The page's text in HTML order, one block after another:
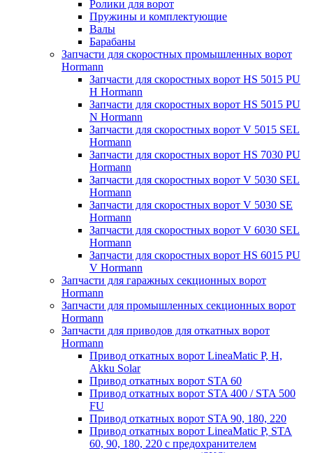
Ролики для ворот
Пружины и комплектующие
Валы
Барабаны
Запчасти для скоростных промышленных ворот
Hormann
Запчасти для скоростных ворот HS 5015 PU
H Hormann
Запчасти для скоростных ворот HS 5015 PU
N Hormann
Запчасти для скоростных ворот V 5015 SEL
Hormann
Запчасти для скоростных ворот HS 7030 PU
Hormann
Запчасти для скоростных ворот V 5030 SEL
Hormann
Запчасти для скоростных ворот V 5030 SE
Hormann
Запчасти для скоростных ворот V 6030 SEL
Hormann
Запчасти для скоростных ворот HS 6015 PU
V Hormann
Запчасти для гаражных секционных ворот
Hormann
Запчасти для промышленных секционных ворот
Hormann
Запчасти для приводов для откатных ворот
Hormann
Привод откатных ворот LineaMatic P, H,
Akku Solar
Привод откатных ворот STA 60
Привод откатных ворот STA 400 / STA 500
FU
Привод откатных ворот STA 90, 180, 220
Привод откатных ворот LineaMatic P, STA
60, 90, 180, 220 с предохранителем